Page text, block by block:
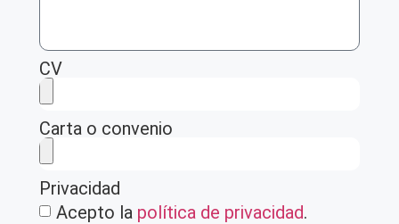
CV
Carta o convenio
Privacidad
Acepto la política de privacidad.